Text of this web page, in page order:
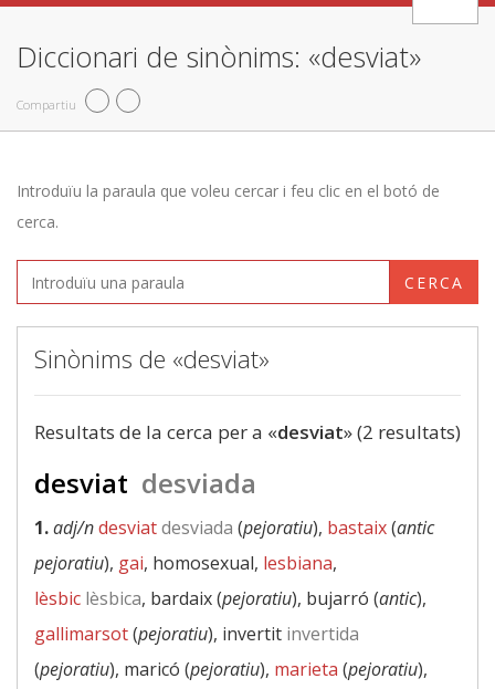
Diccionari de sinònims: «desviat»
Compartiu
Introduïu la paraula que voleu cercar i feu clic en el botó de
cerca.
CERCA
Sinònims de «desviat»
Resultats de la cerca per a «desviat» (2 resultats)
desviat desviada
1.adj/ndesviatdesviada (pejoratiu), bastaix(antic
pejoratiu), gai, homosexual, lesbiana,
lèsbic lèsbica, bardaix (pejoratiu), bujarró (antic),
gallimarsot(pejoratiu), invertit invertida
(pejoratiu), maricó (pejoratiu), marieta (pejoratiu),